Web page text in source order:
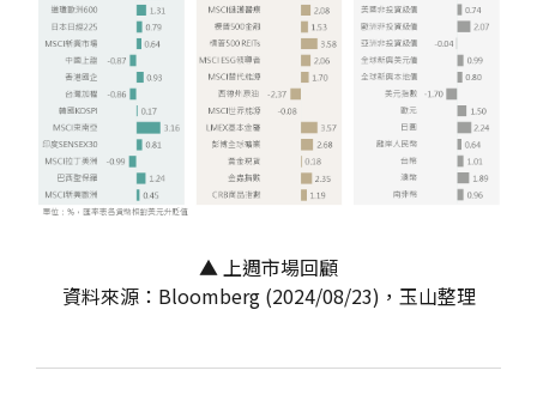
▲ 上週市場回顧
資料來源：Bloomberg (2024/08/23)，玉山整理